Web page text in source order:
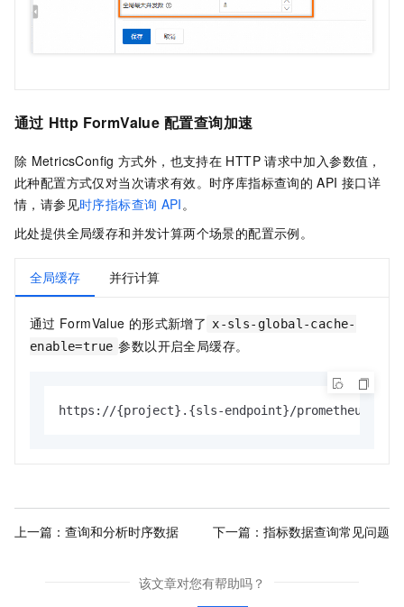
通过 Http FormValue 配置查询加速
除 MetricsConfig 方式外，也支持在 HTTP 请求中加入参数值，
此种配置方式仅对当次请求有效。时序库指标查询的 API 接口详
情，请参见时序指标查询 API 。
此处提供全局缓存和并发计算两个场景的配置示例。
全局缓存 并行计算
通过 FormValue 的形式新增了 x-sls-global-cache-
enable=true 参数以开启全局缓存。
https://{project}.{sls-endpoint}/prometheus/
上一篇： 查询和分析时序数据 下一篇： 指标数据查询常见问题
该文章对您有帮助吗？